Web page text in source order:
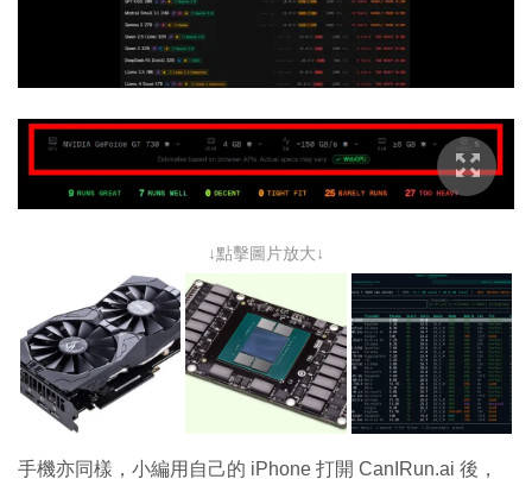
↓點擊圖片放大↓
手機亦同樣，小編用自己的 iPhone 打開 CanIRun.ai 後，